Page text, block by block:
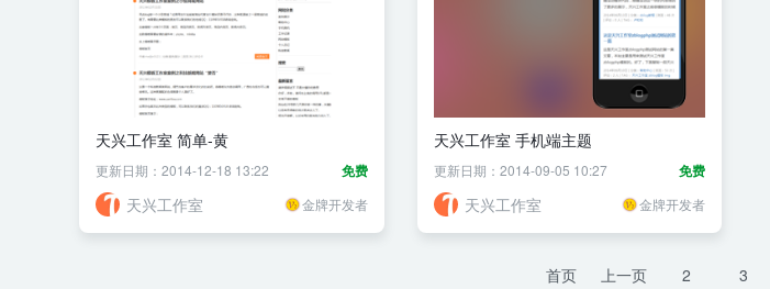
天兴工作室 简单-黄
免费
更新日期：2014-12-18 13:22
天兴工作室 金牌开发者
天兴工作室 手机端主题
免费
更新日期：2014-09-05 10:27
天兴工作室 金牌开发者
首页 上一页 2 3